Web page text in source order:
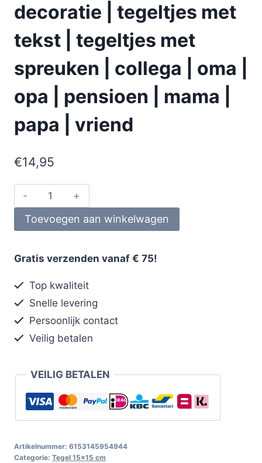
decoratie | tegeltjes met
tekst | tegeltjes met
spreuken | collega | oma |
opa | pensioen | mama |
papa | vriend
€14,95
Toevoegen aan winkelwagen
Gratis verzenden vanaf € 75!
Top kwaliteit
Snelle levering
Persoonlijk contact
Veilig betalen
VEILIG BETALEN
Artikelnummer: 6153145954944
Categorie: Tegel 15x15 cm